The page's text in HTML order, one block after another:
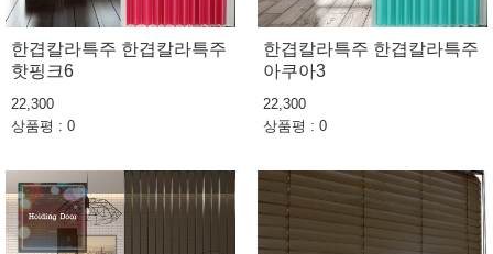
한겹칼라특주 한겹칼라특주
핫핑크6
22,300
상품평 : 0
한겹칼라특주 한겹칼라특주
아쿠아3
22,300
상품평 : 0